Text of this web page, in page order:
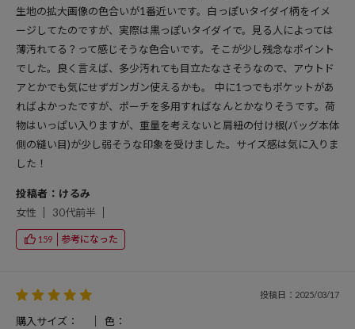
生地の拡大画像の色合いが1番近いです。白っぽいタイダイ柄をイメ
ージしてたのですが、実際は黒っぽいタイダイで。見る人によっては
薄汚れてる？って感じそうな色合いです。そこが少し残念なポイント
でした。良く言えば、多少汚れても目立たなさそうなので、アウトド
アとかでも気にせずガンガン使えるかも。 中に1つでもポケットがあ
ればよかったですが、ポーチを多用すればなんとかなりそうです。荷
物はいっぱい入りますが、重量を考えないと肩紐の付け根(バッグ本体
側の縫い目)が少し弱そうな印象を受けました。サイズ感は気に入りま
した！
投稿者：けるみ
女性
30代前半
159 参考になった
投稿日：2025/03/17
購入サイズ： 色：